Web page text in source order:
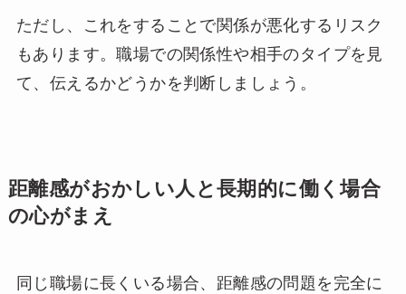
ただし、これをすることで関係が悪化するリスク
もあります。職場での関係性や相手のタイプを見
て、伝えるかどうかを判断しましょう。
距離感がおかしい人と長期的に働く場合
の心がまえ
同じ職場に長くいる場合、距離感の問題を完全に